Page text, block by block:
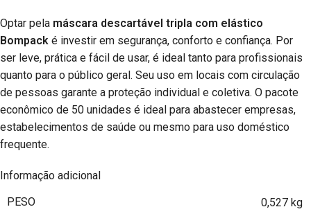
Optar pela máscara descartável tripla com elástico
Bompack é investir em segurança, conforto e confiança. Por
ser leve, prática e fácil de usar, é ideal tanto para profissionais
quanto para o público geral. Seu uso em locais com circulação
de pessoas garante a proteção individual e coletiva. O pacote
econômico de 50 unidades é ideal para abastecer empresas,
estabelecimentos de saúde ou mesmo para uso doméstico
frequente.
Informação adicional
PESO
0,527 kg